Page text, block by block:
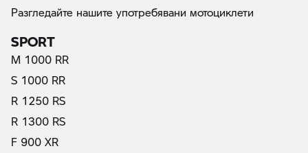
Разгледайте нашите употребявани мотоциклети
SPORT
M 1000 RR
S 1000 RR
R 1250 RS
R 1300 RS
F 900 XR